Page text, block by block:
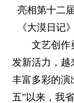
亮相第十二
《大漠日记
文艺创作
发新活力，越
丰富多彩的
五”以来，我